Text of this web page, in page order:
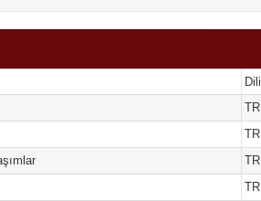
Dili
TR
TR
TR
TR